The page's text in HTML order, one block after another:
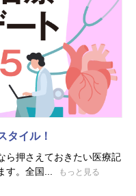
タイル！
ら押さえておきたい医療記
す。全国...
もっと見る